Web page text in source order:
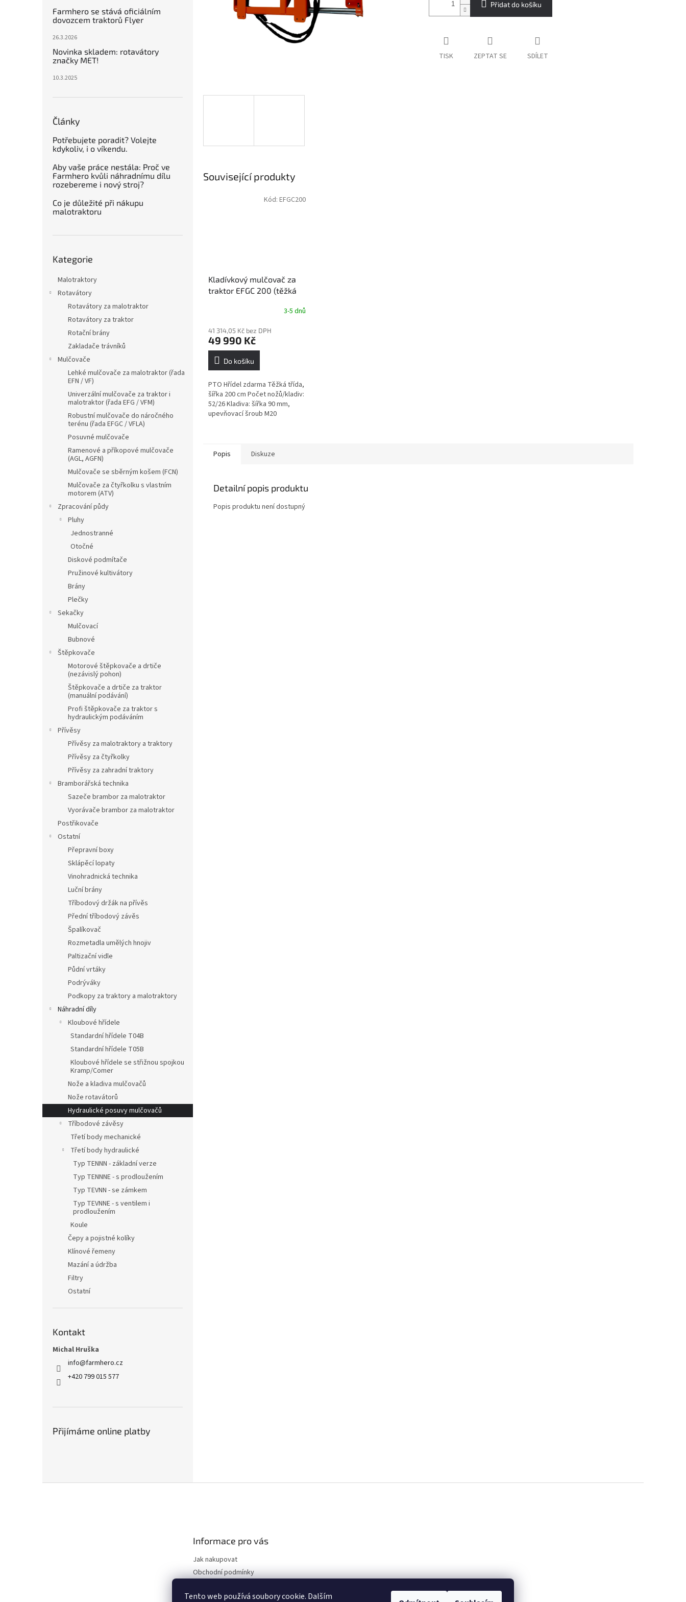
Tento web používá soubory cookie. Dalším
Farmhero se stává oficiálním
dovozcem traktorů Flyer
26.3.2026
Novinka skladem: rotavátory
značky MET!
10.3.2025
Články
Potřebujete poradit? Volejte
kdykoliv, i o víkendu.
Aby vaše práce nestála: Proč ve
Farmhero kvůli náhradnímu dílu
rozebereme i nový stroj?
Co je důležité při nákupu
malotraktoru
kategorie
Kategorie
Malotraktory
Rotavátory
Rotavátory za malotraktor
Rotavátory za traktor
Rotační brány
Zakladače trávníků
Mulčovače
Lehké mulčovače za malotraktor (řada
EFN / VF)
Univerzální mulčovače za traktor i
malotraktor (řada EFG / VFM)
Robustní mulčovače do náročného
terénu (řada EFGC / VFLA)
Posuvné mulčovače
Ramenové a příkopové mulčovače
(AGL, AGFN)
Mulčovače se sběrným košem (FCN)
Mulčovače za čtyřkolku s vlastním
motorem (ATV)
Zpracování půdy
Pluhy
Jednostranné
Otočné
Diskové podmítače
Pružinové kultivátory
Brány
Plečky
Sekačky
Mulčovací
Bubnové
Štěpkovače
Motorové štěpkovače a drtiče
(nezávislý pohon)
Štěpkovače a drtiče za traktor
(manuální podávání)
Profi štěpkovače za traktor s
hydraulickým podáváním
Přívěsy
Přívěsy za malotraktory a traktory
Přívěsy za čtyřkolky
Přívěsy za zahradní traktory
Bramborářská technika
Sazeče brambor za malotraktor
Vyorávače brambor za malotraktor
Postřikovače
Ostatní
Přepravní boxy
Sklápěcí lopaty
Vinohradnická technika
Luční brány
Tříbodový držák na přívěs
Přední tříbodový závěs
Špalíkovač
Rozmetadla umělých hnojiv
Paltizační vidle
Půdní vrtáky
Podrýváky
Podkopy za traktory a malotraktory
Náhradní díly
Kloubové hřídele
Standardní hřídele T04B
Standardní hřídele T05B
Kloubové hřídele se střižnou spojkou
Kramp/Comer
Nože a kladiva mulčovačů
Nože rotavátorů
Hydraulické posuvy mulčovačů
Tříbodové závěsy
Třetí body mechanické
Třetí body hydraulické
Typ TENNN - základní verze
Typ TENNNE - s prodloužením
Typ TEVNN - se zámkem
Typ TEVNNE - s ventilem i
prodloužením
Koule
Čepy a pojistné kolíky
Klínové řemeny
Mazání a údržba
Filtry
Ostatní
Kontakt
Michal Hruška
info@farmhero.cz
+420 799 015 577
Přijímáme online platby
Přidat do košíku
TISK ZEPTAT SE SDÍLET
Související produkty
Kladívkový mulčovač za
traktor EFGC 200 (těžká
produktu
je
5,0
5
hvězdiček.
3-5 dnů
41 314,05 Kč bez DPH
49 990 Kč
Do košíku
PTO Hřídel zdarma Těžká třída,
šířka 200 cm Počet nožů/kladiv:
52/26 Kladiva: šířka 90 mm,
upevňovací šroub M20
Kód: EFGC200
Popis Diskuze
Detailní popis produktu
Popis produktu není dostupný
Informace pro vás
Jak nakupovat
Obchodní podmínky
údajů